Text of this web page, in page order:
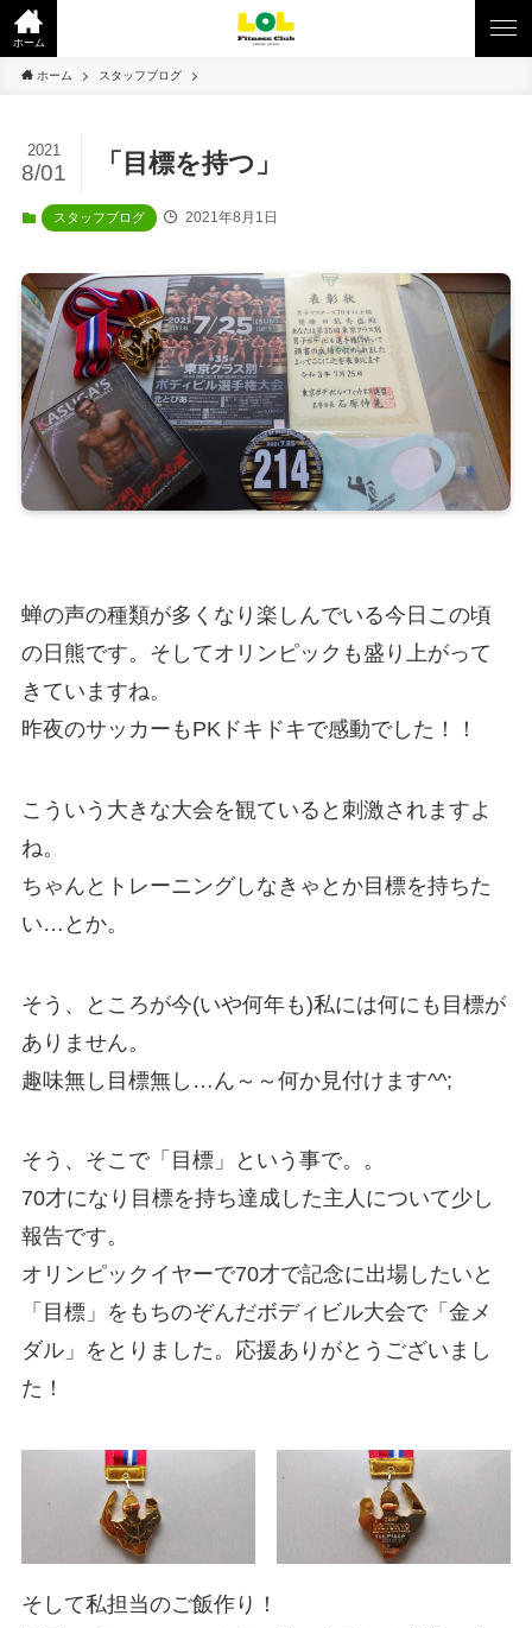
ホーム
ホーム スタッフブログ
「目標を持つ」
2021
8/01
スタッフブログ 2021年8月1日
蝉の声の種類が多くなり楽しんでいる今日この頃
の日熊です。そしてオリンピックも盛り上がって
きていますね。
昨夜のサッカーもPKドキドキで感動でした！！
こういう大きな大会を観ていると刺激されますよ
ね。
ちゃんとトレーニングしなきゃとか目標を持ちた
い…とか。
そう、ところが今(いや何年も)私には何にも目標が
ありません。
趣味無し目標無し…ん～～何か見付けます^^;
そう、そこで「目標」という事で。。
70才になり目標を持ち達成した主人について少し
報告です。
オリンピックイヤーで70才で記念に出場したいと
「目標」をもちのぞんだボディビル大会で「金メ
ダル」をとりました。応援ありがとうございまし
た！
そして私担当のご飯作り！